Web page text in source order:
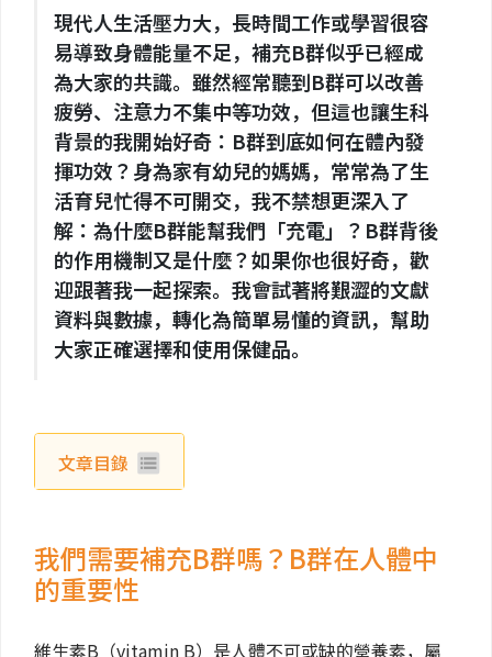
現代人生活壓力大，長時間工作或學習很容
易導致身體能量不足，補充B群似乎已經成
為大家的共識。雖然經常聽到B群可以改善
疲勞、注意力不集中等功效，但這也讓生科
背景的我開始好奇：B群到底如何在體內發
揮功效？身為家有幼兒的媽媽，常常為了生
活育兒忙得不可開交，我不禁想更深入了
解：為什麼B群能幫我們「充電」？B群背後
的作用機制又是什麼？如果你也很好奇，歡
迎跟著我一起探索。我會試著將艱澀的文獻
資料與數據，轉化為簡單易懂的資訊，幫助
大家正確選擇和使用保健品。
文章目錄
我們需要補充B群嗎？B群在人體中
的重要性
維生素B（vitamin B）是人體不可或缺的營養素，屬